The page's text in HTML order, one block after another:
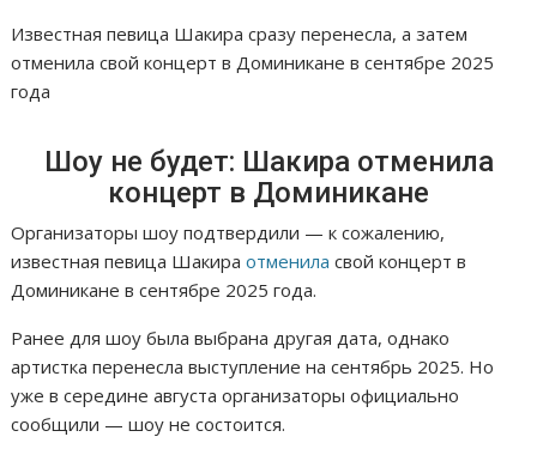
Известная певица Шакира сразу перенесла, а затем
отменила свой концерт в Доминикане в сентябре 2025
года
Шоу не будет: Шакира отменила
концерт в Доминикане
Организаторы шоу подтвердили — к сожалению,
известная певица Шакираотменила свой концерт в
Доминикане в сентябре 2025 года.
Ранее для шоу была выбрана другая дата, однако
артистка перенесла выступление на сентябрь 2025. Но
уже в середине августа организаторы официально
сообщили — шоу не состоится.